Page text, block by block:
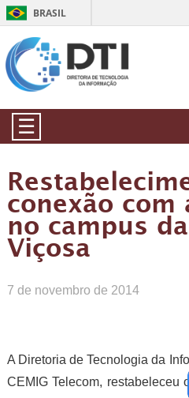
BRASIL
☰
conexão
no campus
Viçosa
7 de novembro de 2014
A Diretoria de Tecnologia da
CEMIG Telecom, restabeleceu